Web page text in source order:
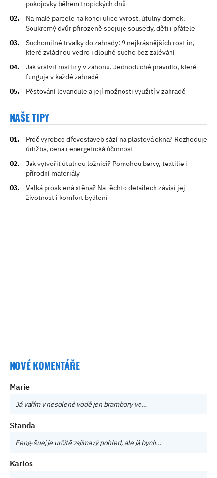
pokojovky během tropických dnů
Na malé parcele na konci ulice vyrostl útulný domek.
Soukromý dvůr přirozeně spojuje sousedy, děti i přátele
Suchomilné trvalky do zahrady: 9 nejkrásnějších rostlin,
které zvládnou vedro i dlouhé sucho bez zalévání
Jak vrstvit rostliny v záhonu: Jednoduché pravidlo, které
funguje v každé zahradě
Pěstování levandule a její možnosti využití v zahradě
NAŠE TIPY
Proč výrobce dřevostaveb sází na plastová okna? Rozhoduje
údržba, cena i energetická účinnost
Jak vytvořit útulnou ložnici? Pomohou barvy, textilie i
přírodní materiály
Velká prosklená stěna? Na těchto detailech závisí její
životnost i komfort bydlení
NOVÉ KOMENTÁŘE
Marie
Já vařím v nesolené vodě jen brambory ve…
Standa
Feng-šuej je určitě zajímavý pohled, ale já bych…
Karlos